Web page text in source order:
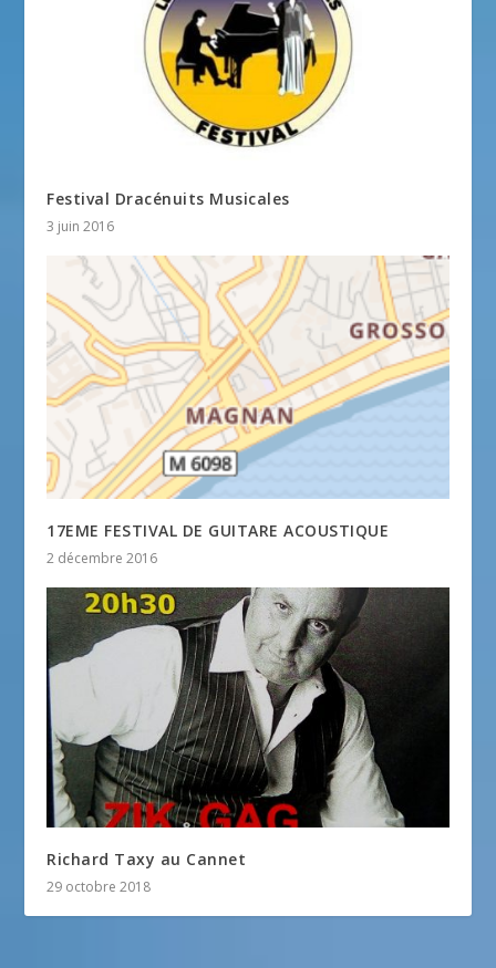
Festival Dracénuits Musicales
3 juin 2016
17EME FESTIVAL DE GUITARE ACOUSTIQUE
2 décembre 2016
Richard Taxy au Cannet
29 octobre 2018